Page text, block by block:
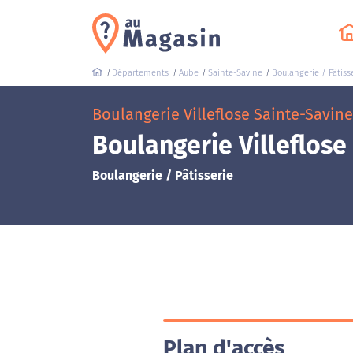
Départements Aube Sainte-Savine Boulangerie /
Boulangerie Villeflose Sainte-
Boulangerie Villeflose
Boulangerie / Pâtisserie